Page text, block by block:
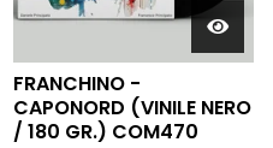
FRANCHINO -
CAPONORD (VINILE NERO
/ 180 GR.) COM470